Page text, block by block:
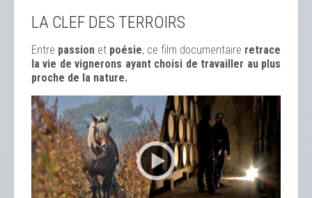
LA CLEF DES TERROIRS
Entre passion et poésie, ce film documentaire retrace
la vie de vignerons ayant choisi de travailler au plus
proche de la nature.